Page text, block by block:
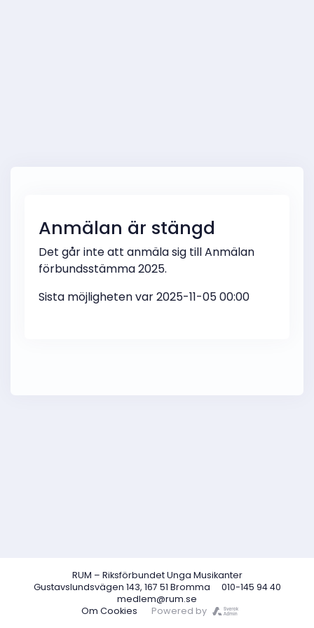
Anmälan är stängd
Det går inte att anmäla sig till Anmälan
förbundsstämma 2025.
Sista möjligheten var 2025-11-05 00:00
Om Cookies Powered by
RUM – Riksförbundet Unga Musikanter
Gustavslundsvägen 143, 167 51 Bromma
010-145 94 40
medlem@rum.se